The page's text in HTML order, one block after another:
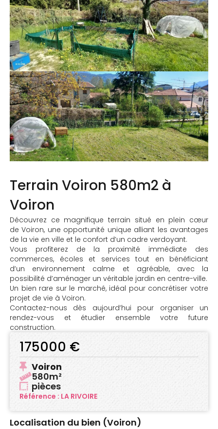
175000 €
Voiron
580m²
pièces
Référence : LA RIVOIRE
Terrain Voiron 580m2 à
Voiron
Découvrez ce magnifique terrain situé en plein cœur
de Voiron, une opportunité unique alliant les avantages
de la vie en ville et le confort d’un cadre verdoyant.
Vous profiterez de la proximité immédiate des
commerces, écoles et services tout en bénéficiant
d’un environnement calme et agréable, avec la
possibilité d’aménager un véritable jardin en centre-ville.
Un bien rare sur le marché, idéal pour concrétiser votre
projet de vie à Voiron.
Contactez-nous dès aujourd’hui pour organiser un
rendez-vous et étudier ensemble votre future
construction.
Localisation du bien (Voiron)